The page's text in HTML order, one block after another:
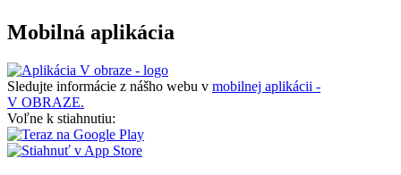
Mobilná aplikácia
Sledujte informácie z nášho webu v mobilnej aplikácii -
V OBRAZE.
Voľne k stiahnutiu: